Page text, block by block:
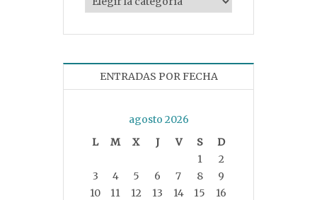
ENTRADAS POR FECHA
agosto 2026
L
M X J V S
D
1
2
3
4 5 6 7 8
9
10
11 12 13 14 15 16